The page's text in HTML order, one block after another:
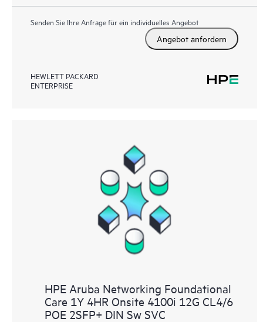
Senden Sie Ihre Anfrage für ein individuelles Angebot
Angebot anfordern
HEWLETT PACKARD
ENTERPRISE
HPE Aruba Networking Foundational
Care 1Y 4HR Onsite 4100i 12G CL4/6
POE 2SFP+ DIN Sw SVC